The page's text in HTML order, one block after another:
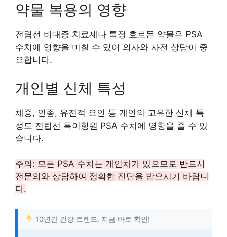
약물 복용의 영향
전립선 비대증 치료제나 특정 호르몬 약물은 PSA
수치에 영향을 미칠 수 있어 의사와 사전 상담이 중
요합니다.
개인별 신체 특성
체중, 인종, 유전적 요인 등 개인의 고유한 신체 특
성도 전립선 특이항원 PSA 수치에 영향을 줄 수 있
습니다.
주의: 모든 PSA 수치는 개인차가 있으므로 반드시
전문의와 상담하여 정확한 진단을 받으시기 바랍니
다.
10년간 건강 트렌드, 지금 바로 확인!